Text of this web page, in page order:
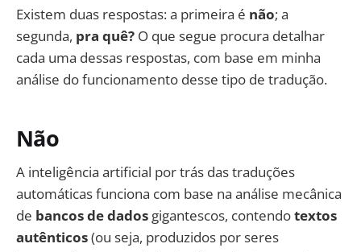
Existem duas respostas: a primeira é não; a
segunda, pra quê? O que segue procura detalhar
cada uma dessas respostas, com base em minha
análise do funcionamento desse tipo de tradução.
Não
A inteligência artificial por trás das traduções
automáticas funciona com base na análise mecânica
de bancos de dados gigantescos, contendotextos
autênticos(ou seja, produzidos por seres